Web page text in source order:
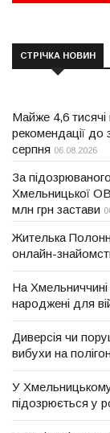
СТРІЧКА НОВИН
Майже 4,6 тисячі
рекомендації до
серпня 06.08.2026
За
Хмельницької
млн грн застави
Жителька
онлайн-
На
народжені для
Диверсія чи
вибухи на
У
підозрюється у